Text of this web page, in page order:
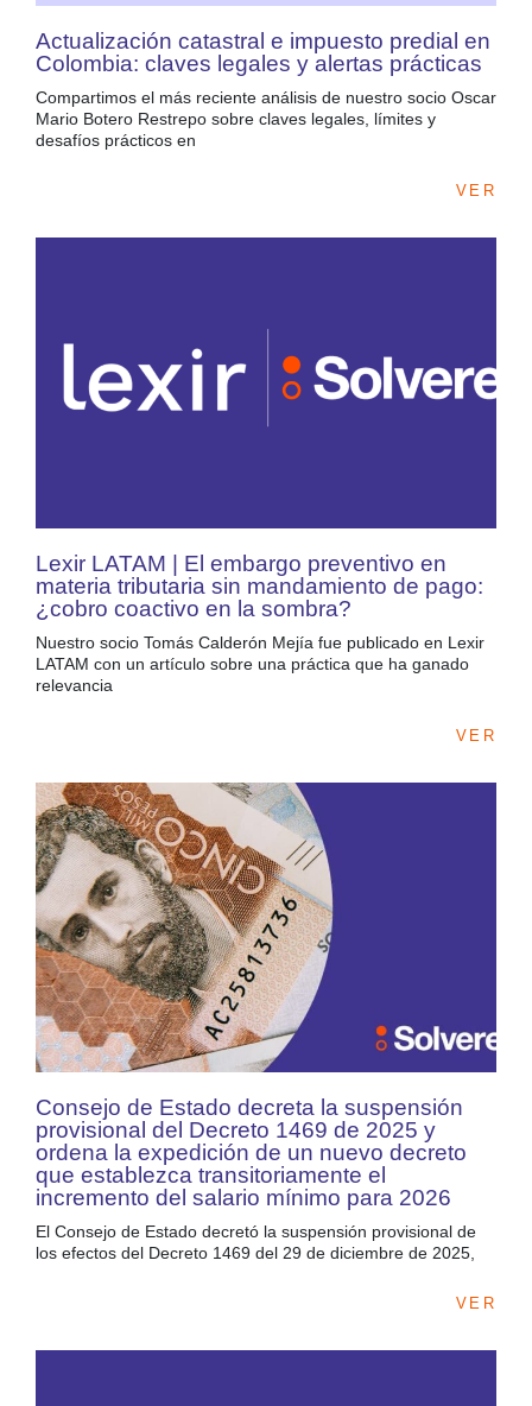
Actualización catastral e impuesto predial en
Colombia: claves legales y alertas prácticas
Compartimos el más reciente análisis de nuestro socio Oscar
Mario Botero Restrepo sobre claves legales, límites y
desafíos prácticos en
VER
Lexir LATAM | El embargo preventivo en
materia tributaria sin mandamiento de pago:
¿cobro coactivo en la sombra?
Nuestro socio Tomás Calderón Mejía fue publicado en Lexir
LATAM con un artículo sobre una práctica que ha ganado
relevancia
VER
Consejo de Estado decreta la suspensión
provisional del Decreto 1469 de 2025 y
ordena la expedición de un nuevo decreto
que establezca transitoriamente el
incremento del salario mínimo para 2026
El Consejo de Estado decretó la suspensión provisional de
los efectos del Decreto 1469 del 29 de diciembre de 2025,
VER